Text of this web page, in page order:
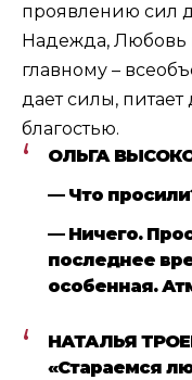
проявлению сил
Надежда, Любовь
главному –
дает силы,
благостью.
ОЛЬГА
— Что
— Ничего.
последнее
особенная.
НАТАЛЬЯ
«Стараемся